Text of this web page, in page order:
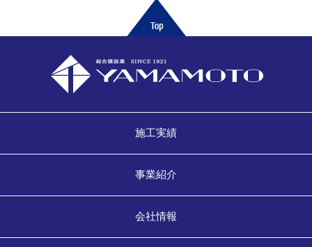
施工実績
事業紹介
会社情報